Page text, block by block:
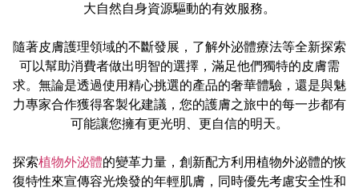
大自然自身資源驅動的有效服務。
隨著皮膚護理領域的不斷發展，了解外泌體療法等全新探索
可以幫助消費者做出明智的選擇，滿足他們獨特的皮膚需
求。無論是透過使用精心挑選的產品的奢華體驗，還是與魅
力專家合作獲得客製化建議，您的護膚之旅中的每一步都有
可能讓您擁有更光明、更自信的明天。
探索植物外泌體的變革力量，創新配方利用植物外泌體的恢
復特性來宣傳容光煥發的年輕肌膚，同時優先考慮安全性和